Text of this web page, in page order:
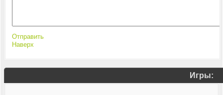
Отправить
Наверх
Игры: